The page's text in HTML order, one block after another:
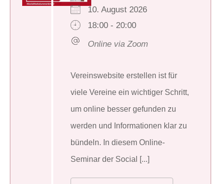
10. August 2026
18:00 - 20:00
Online via Zoom
Vereinswebsite erstellen ist für
viele Vereine ein wichtiger Schritt,
um online besser gefunden zu
werden und Informationen klar zu
bündeln. In diesem Online-
Seminar der Social [...]